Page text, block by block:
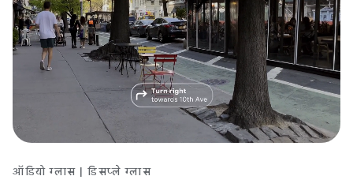
ऑडियो ग्लास | डिसप्ले ग्लास